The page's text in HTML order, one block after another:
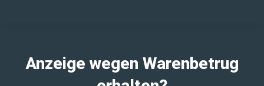
Anzeige wegen Warenbetrug